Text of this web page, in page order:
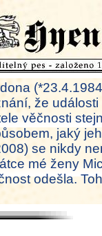
že
věčnosti
jaký
se nikdy
mé ženy
odešla.